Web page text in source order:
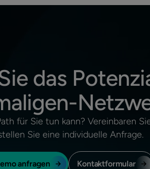
making an impact across
das
für Sie tun kann? Vereinbaren
Sie eine individuelle Anfrage.
anfragen Kontaktformular